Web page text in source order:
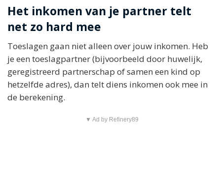
Het inkomen van je partner telt
net zo hard mee
Toeslagen gaan niet alleen over jouw inkomen. Heb
je een toeslagpartner (bijvoorbeeld door huwelijk,
geregistreerd partnerschap of samen een kind op
hetzelfde adres), dan telt diens inkomen ook mee in
de berekening.
▼ Ad by Refinery89